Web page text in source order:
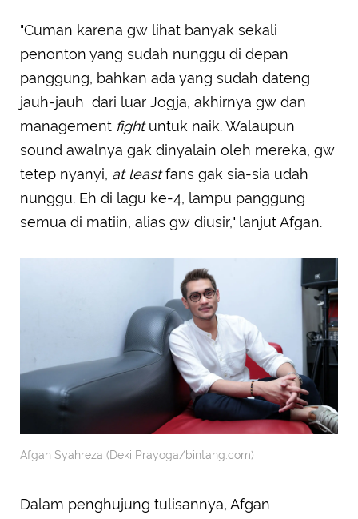
"Cuman karena gw lihat banyak sekali
penonton yang sudah nunggu di depan
panggung, bahkan ada yang sudah dateng
jauh-jauh dari luar Jogja, akhirnya gw dan
management fightuntuk naik. Walaupun
sound awalnya gak dinyalain oleh mereka, gw
tetep nyanyi, at leastfans gak sia-sia udah
nunggu. Eh di lagu ke-4, lampu panggung
semua di matiin, alias gw diusir," lanjut Afgan.
Afgan Syahreza (Deki Prayoga/bintang.com)
Dalam penghujung tulisannya, Afgan